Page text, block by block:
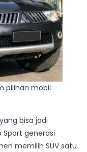
pilihan mobil
bisa jadi
generasi
memilih SUV satu